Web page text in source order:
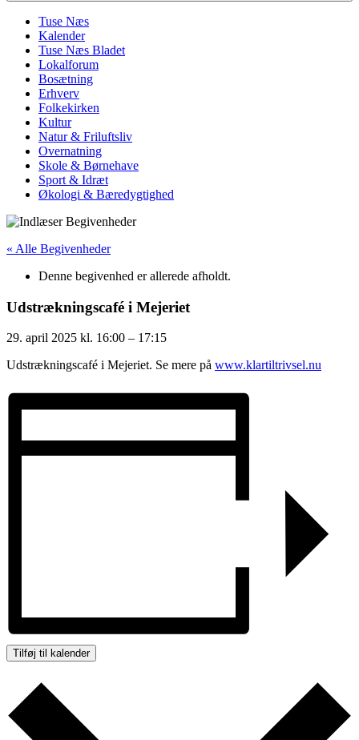
Tuse Næs
Kalender
Tuse Næs Bladet
Lokalforum
Bosætning
Erhverv
Folkekirken
Kultur
Natur & Friluftsliv
Overnatning
Skole & Børnehave
Sport & Idræt
Økologi & Bæredygtighed
« Alle Begivenheder
Denne begivenhed er allerede afholdt.
Udstrækningscafé i Mejeriet
29. april 2025 kl. 16:00 – 17:15
Udstrækningscafé i Mejeriet. Se mere på www.klartiltrivsel.nu
Tilføj til kalender